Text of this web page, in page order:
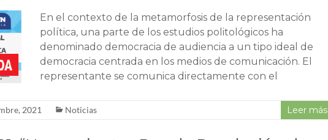
En el contexto de la metamorfosis de la representación
política, una parte de los estudios politológicos ha
denominado democracia de audiencia a un tipo ideal de
democracia centrada en los medios de comunicación. El
representante se comunica directamente con el
2021 Noticias Leer más